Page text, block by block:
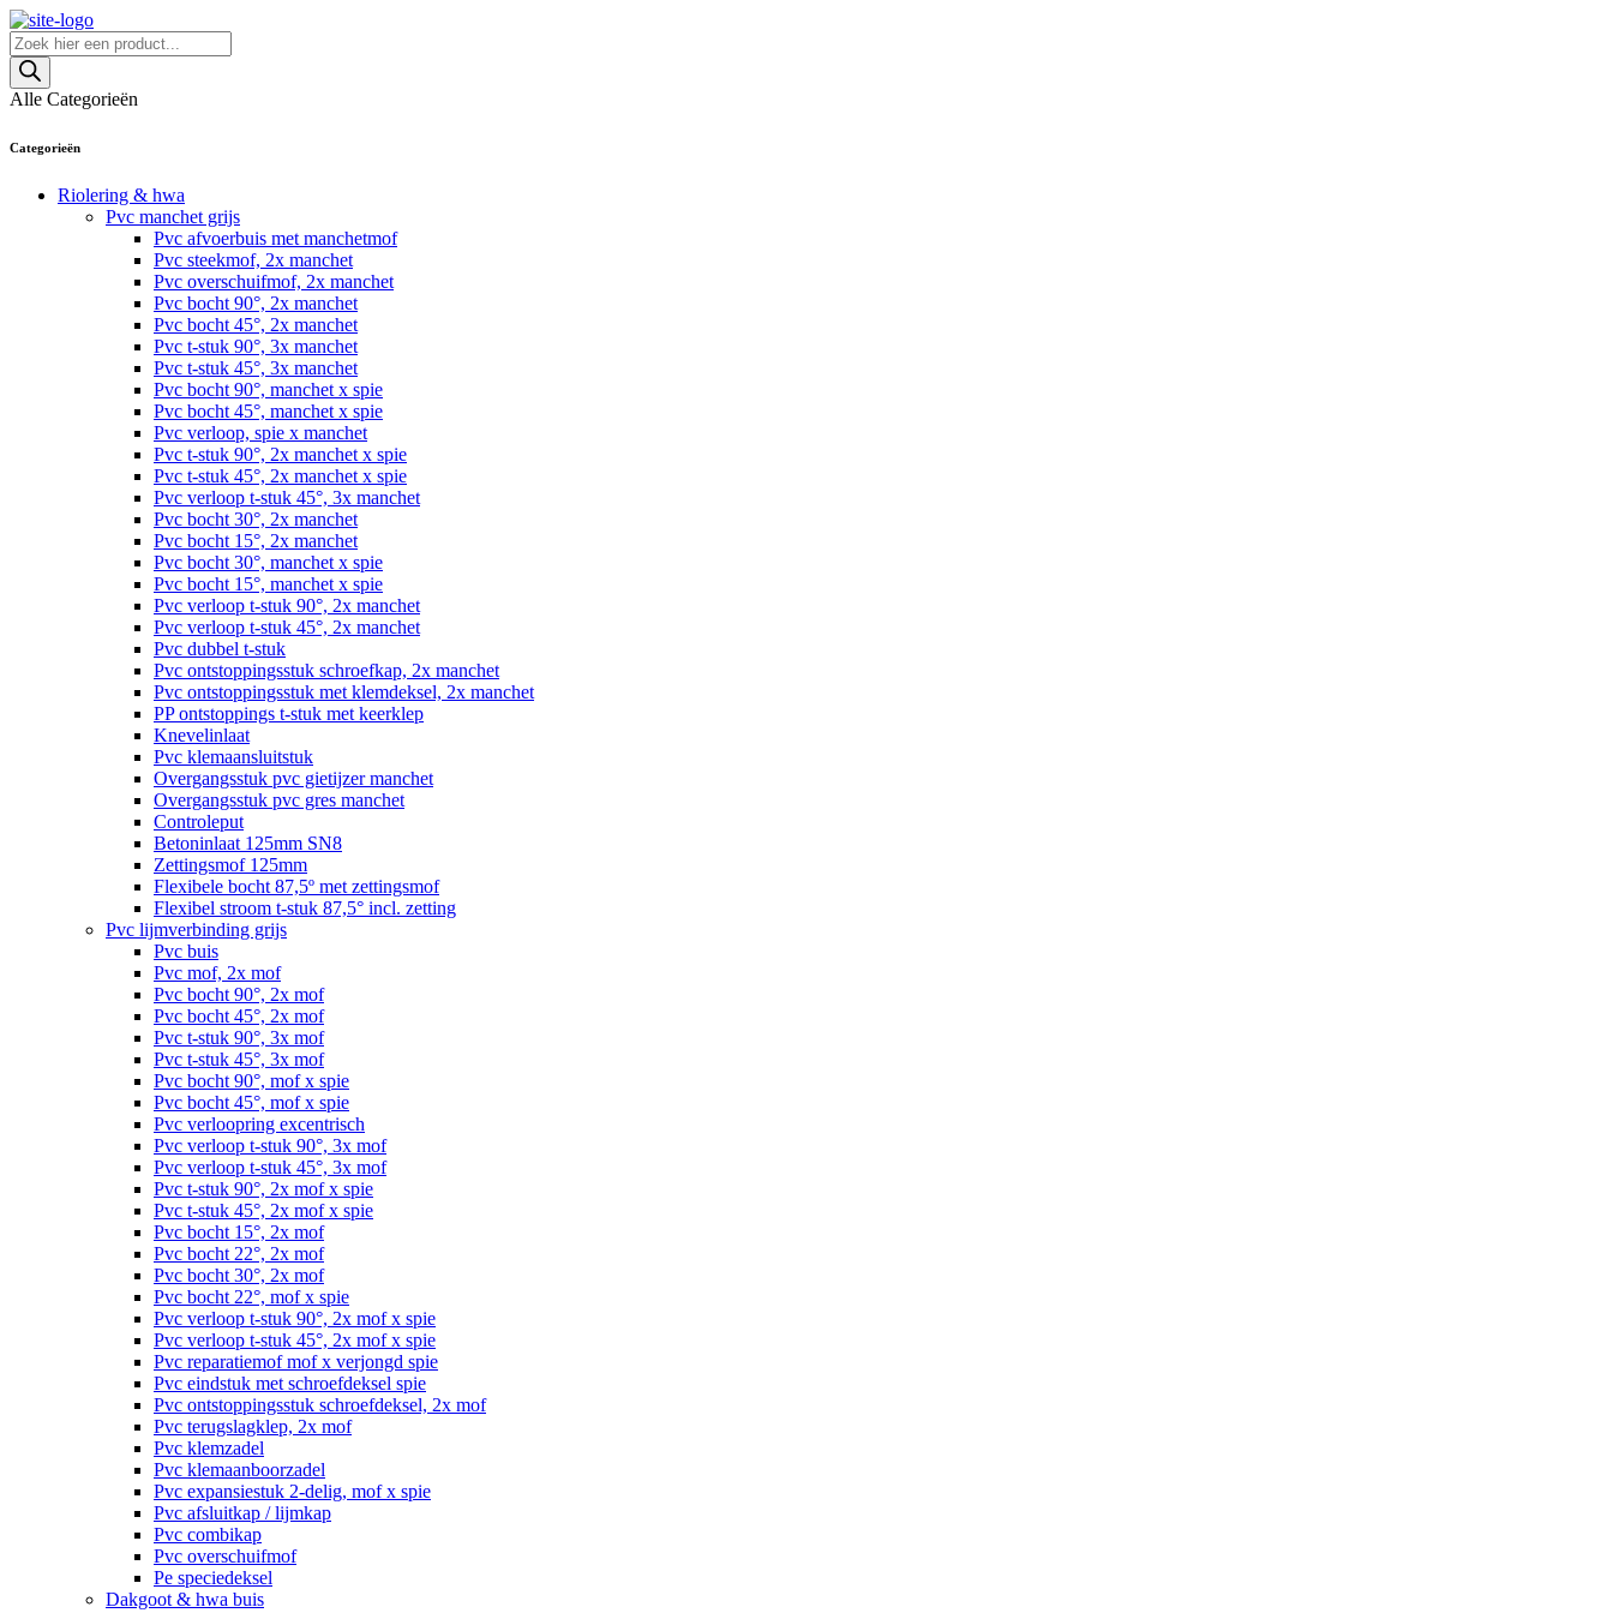
Skip
to
content
Producten
zoeken
Alle Categorieën
Categorieën
Riolering & hwa
Pvc manchet grijs
Pvc afvoerbuis met manchetmof
Pvc steekmof, 2x manchet
Pvc overschuifmof, 2x manchet
Pvc bocht 90°, 2x manchet
Pvc bocht 45°, 2x manchet
Pvc t-stuk 90°, 3x manchet
Pvc t-stuk 45°, 3x manchet
Pvc bocht 90°, manchet x spie
Pvc bocht 45°, manchet x spie
Pvc verloop, spie x manchet
Pvc t-stuk 90°, 2x manchet x spie
Pvc t-stuk 45°, 2x manchet x spie
Pvc verloop t-stuk 45°, 3x manchet
Pvc bocht 30°, 2x manchet
Pvc bocht 15°, 2x manchet
Pvc bocht 30°, manchet x spie
Pvc bocht 15°, manchet x spie
Pvc verloop t-stuk 90°, 2x manchet
Pvc verloop t-stuk 45°, 2x manchet
Pvc dubbel t-stuk
Pvc ontstoppingsstuk schroefkap, 2x manchet
Pvc ontstoppingsstuk met klemdeksel, 2x manchet
PP ontstoppings t-stuk met keerklep
Knevelinlaat
Pvc klemaansluitstuk
Overgangsstuk pvc gietijzer manchet
Overgangsstuk pvc gres manchet
Controleput
Betoninlaat 125mm SN8
Zettingsmof 125mm
Flexibele bocht 87,5º met zettingsmof
Flexibel stroom t-stuk 87,5° incl. zetting
Pvc lijmverbinding grijs
Pvc buis
Pvc mof, 2x mof
Pvc bocht 90°, 2x mof
Pvc bocht 45°, 2x mof
Pvc t-stuk 90°, 3x mof
Pvc t-stuk 45°, 3x mof
Pvc bocht 90°, mof x spie
Pvc bocht 45°, mof x spie
Pvc verloopring excentrisch
Pvc verloop t-stuk 90°, 3x mof
Pvc verloop t-stuk 45°, 3x mof
Pvc t-stuk 90°, 2x mof x spie
Pvc t-stuk 45°, 2x mof x spie
Pvc bocht 15°, 2x mof
Pvc bocht 22°, 2x mof
Pvc bocht 30°, 2x mof
Pvc bocht 22°, mof x spie
Pvc verloop t-stuk 90°, 2x mof x spie
Pvc verloop t-stuk 45°, 2x mof x spie
Pvc reparatiemof mof x verjongd spie
Pvc eindstuk met schroefdeksel spie
Pvc ontstoppingsstuk schroefdeksel, 2x mof
Pvc terugslagklep, 2x mof
Pvc klemzadel
Pvc klemaanboorzadel
Pvc expansiestuk 2-delig, mof x spie
Pvc afsluitkap / lijmkap
Pvc combikap
Pvc overschuifmof
Pe speciedeksel
Dakgoot & hwa buis